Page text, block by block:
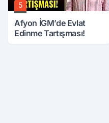
5
Afyon İGM’de Evlat
Edinme Tartışması!